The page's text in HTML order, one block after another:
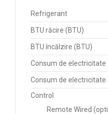
Refrigerant
BTU răcire (BTU)
BTU încălzire (BTU)
Consum de electricitate
Consum de electricitate
Control
Remote Wired